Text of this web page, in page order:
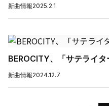
新曲情報2025.2.1
BEROCITY、「サテライ
新曲情報2024.12.7